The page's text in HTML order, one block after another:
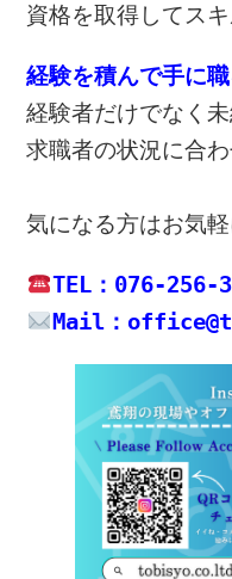
資格を取得してス
経験を積んで手に
経験者だけでなく
求職者の状況に合
気になる方はお気
TEL：076-256-
Mail：